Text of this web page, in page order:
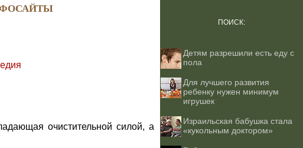
очистительной силой, а
ПОИСК:
Детям разрешили есть еду с
пола
Для лучшего развития
ребенку нужен минимум
игрушек
Израильская бабушка стала
«кукольным доктором»